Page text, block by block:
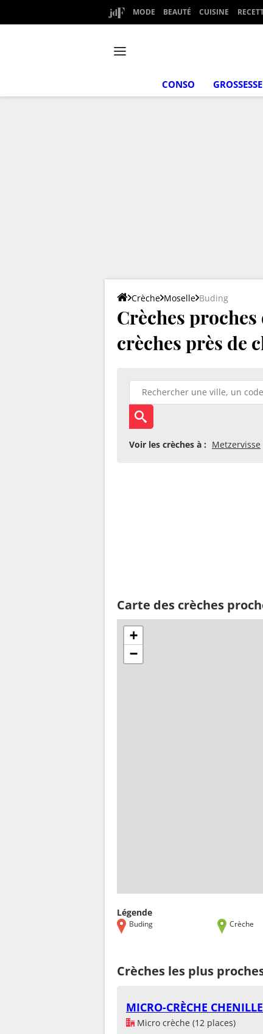
MODE BEAUTÉ CUISINE
CONSO GROSSESSE
Crèche Moselle Buding
Crèches proches
crèches près de
Voir les crèches à : Metzervisse
Carte des crèches
+
−
Légende
Buding Crèche
Crèches les plus
MICRO-CRÈCHE
Micro crèche (12 places)